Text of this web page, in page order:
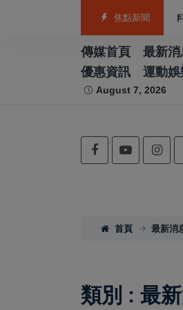
焦點新聞
游泳射箭籃球跆拳道展現青年競技實力
傳媒首頁 最新消
優惠資訊
運動娛
August 7, 2026
首頁 最新消
類別 : 最